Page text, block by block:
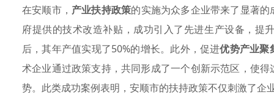
在安顺市， 产业扶持政策的实施为众多企业带来了显著
府提供的技术改造补贴，成功引入了先进生产设备，提
后，其年产值实现了50%的增长。此外，促进优势产业聚
术企业通过政策支持，共同形成了一个创新示范区，使
势。此类成功案例表明，安顺市的扶持政策不仅刺激了